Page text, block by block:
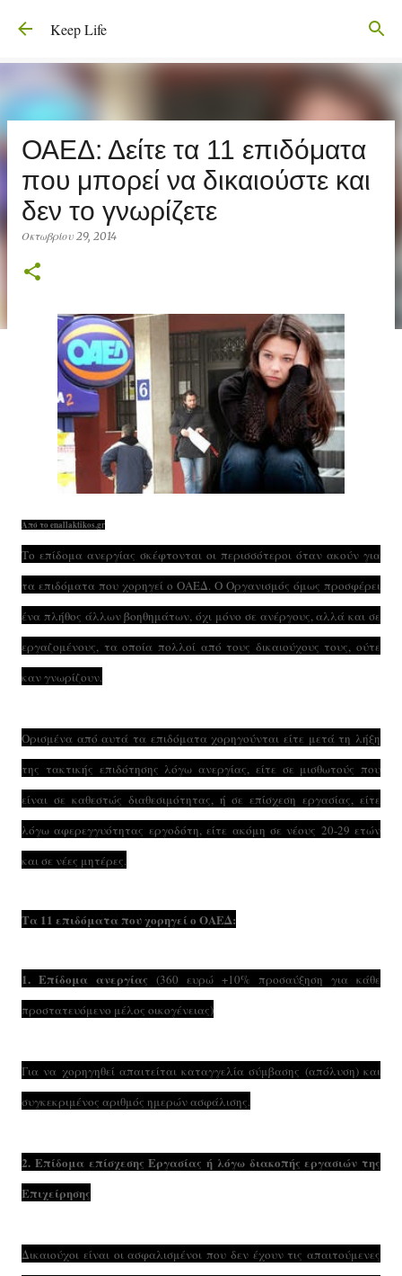
Μετάβαση στο κύριο περιεχόμενο
Keep Life
ΟΑΕΔ: Δείτε τα 11 επιδόματα
που μπορεί να δικαιούστε και
δεν το γνωρίζετε
Οκτωβρίου 29, 2014
Από το enallaktikos.gr
Το επίδομα ανεργίας σκέφτονται οι περισσότεροι όταν ακούν για
τα επιδόματα που χορηγεί ο ΟΑΕΔ. Ο Οργανισμός όμως προσφέρει
ένα πλήθος άλλων βοηθημάτων, όχι μόνο σε ανέργους, αλλά και σε
εργαζομένους, τα οποία πολλοί από τους δικαιούχους τους, ούτε
καν γνωρίζουν.
Ορισμένα από αυτά τα επιδόματα χορηγούνται είτε μετά τη λήξη
της τακτικής επιδότησης λόγω ανεργίας, είτε σε μισθωτούς που
είναι σε καθεστώς διαθεσιμότητας, ή σε επίσχεση εργασίας, είτε
λόγω αφερεγγυότητας εργοδότη, είτε ακόμη σε νέους 20-29 ετών
και σε νέες μητέρες.
Τα 11 επιδόματα που χορηγεί ο ΟΑΕΔ:
1. Επίδομα ανεργίας (360 ευρώ +10% προσαύξηση για κάθε
προστατευόμενο μέλος οικογένειας)
Για να χορηγηθεί απαιτείται καταγγελία σύμβασης (απόλυση) και
συγκεκριμένος αριθμός ημερών ασφάλισης.
2. Επίδομα επίσχεσης Εργασίας ή λόγω διακοπής εργασιών της
Επιχείρησης
Δικαιούχοι είναι οι ασφαλισμένοι που δεν έχουν τις απαιτούμενες